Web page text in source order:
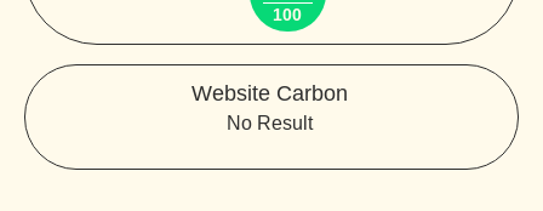
100
Website Carbon
No Result